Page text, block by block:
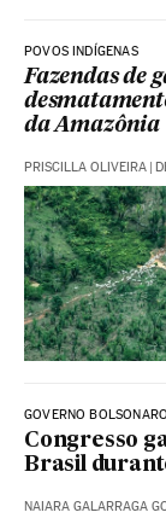
POVOS INDÍGENAS
Fazendas de
da Amazônia
PRISCILLA OLIVEIRA
GOVERNO BOLSONARO
Congresso
Brasil
NAIARA GALARRAGA